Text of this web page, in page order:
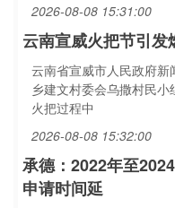
2026-08-08 15:31:00
云南宣威火把节引
云南省宣威市人民政府
乡建文村委会乌撒村民
火把过程中
2026-08-08 15:32:00
承德：2022年至
申请时间延